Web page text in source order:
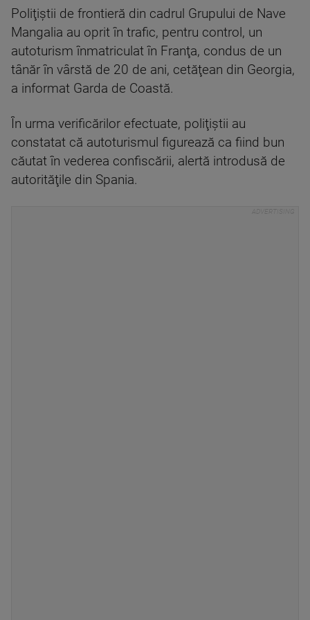
Poliţiştii de frontieră din cadrul Grupului de Nave
Mangalia au oprit în trafic, pentru control, un
autoturism înmatriculat în Franţa, condus de un
tânăr în vârstă de 20 de ani, cetăţean din Georgia,
a informat Garda de Coastă.
În urma verificărilor efectuate, poliţiştii au
constatat că autoturismul figurează ca fiind bun
căutat în vederea confiscării, alertă introdusă de
autorităţile din Spania.